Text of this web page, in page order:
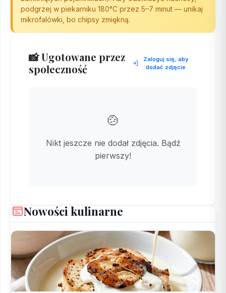
podgrzej w piekarniku 180°C przez 5–7 minut — unikaj
mikrofalówki, bo chipsy zmiękną.
📸 Ugotowane przez
społeczność
Zaloguj się, aby
dodać zdjęcie
🍲
Nikt jeszcze nie dodał zdjęcia. Bądź
pierwszy!
Nowości kulinarne